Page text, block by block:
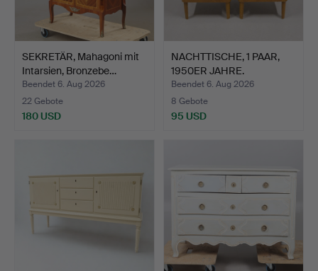
SEKRETÄR, Mahagoni mit
Intarsien, Bronzebe…
Beendet 6. Aug 2026
22 Gebote
180 USD
NACHTTISCHE, 1 PAAR,
1950ER JAHRE.
Beendet 6. Aug 2026
8 Gebote
95 USD